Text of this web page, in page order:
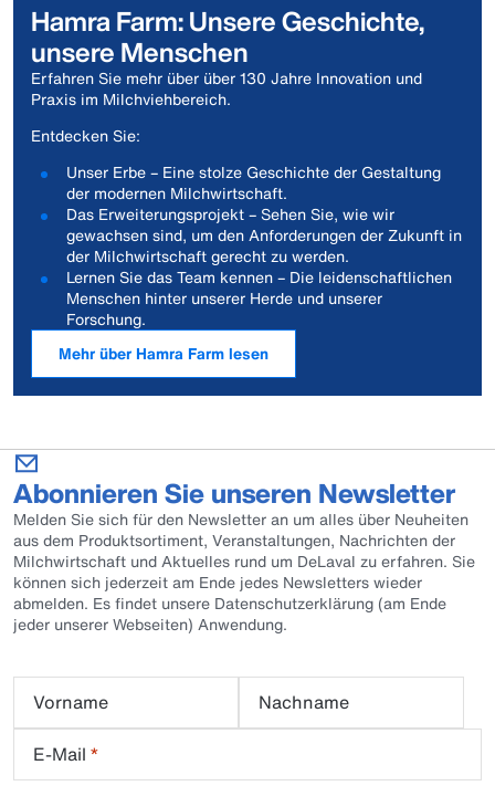
Hamra Farm: Unsere Geschichte,
unsere Menschen
Erfahren Sie mehr über über 130 Jahre Innovation und
Praxis im Milchviehbereich.
Entdecken Sie:
Unser Erbe – Eine stolze Geschichte der Gestaltung
der modernen Milchwirtschaft.
Das Erweiterungsprojekt – Sehen Sie, wie wir
gewachsen sind, um den Anforderungen der Zukunft in
der Milchwirtschaft gerecht zu werden.
Lernen Sie das Team kennen – Die leidenschaftlichen
Menschen hinter unserer Herde und unserer
Forschung.
Mehr über Hamra Farm lesen
Abonnieren Sie unseren Newsletter
Melden Sie sich für den Newsletter an um alles über Neuheiten
aus dem Produktsortiment, Veranstaltungen, Nachrichten der
Milchwirtschaft und Aktuelles rund um DeLaval zu erfahren. Sie
können sich jederzeit am Ende jedes Newsletters wieder
abmelden. Es findet unsere Datenschutzerklärung (am Ende
jeder unserer Webseiten) Anwendung.
Vorname
Nachname
E-Mail *